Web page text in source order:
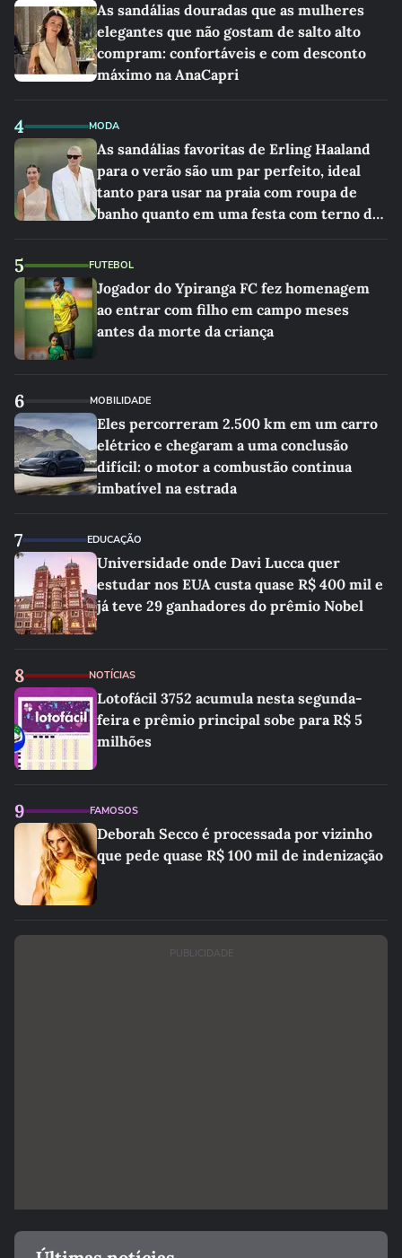
As sandálias douradas que as mulheres
elegantes que não gostam de salto alto
compram: confortáveis e com desconto
máximo na AnaCapri
4 MODA
As sandálias favoritas de Erling Haaland
para o verão são um par perfeito, ideal
tanto para usar na praia com roupa de
banho quanto em uma festa com terno de
5 FUTEBOL
Jogador do Ypiranga FC fez homenagem
ao entrar com filho em campo meses
antes da morte da criança
6 MOBILIDADE
Eles percorreram 2.500 km em um carro
elétrico e chegaram a uma conclusão
difícil: o motor a combustão continua
imbatível na estrada
7 EDUCAÇÃO
Universidade onde Davi Lucca quer
estudar nos EUA custa quase R$ 400 mil e
já teve 29 ganhadores do prêmio Nobel
8 NOTÍCIAS
Lotofácil 3752 acumula nesta segunda-
feira e prêmio principal sobe para R$ 5
milhões
9 FAMOSOS
Deborah Secco é processada por vizinho
que pede quase R$ 100 mil de indenização
PUBLICIDADE